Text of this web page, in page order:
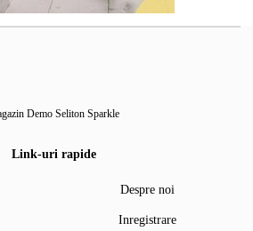
Demo Seliton Sparkle
Link-uri rapide
Despre noi
Inregistrare